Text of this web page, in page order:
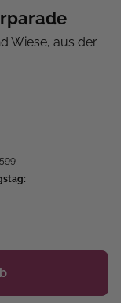
Wiese, aus der